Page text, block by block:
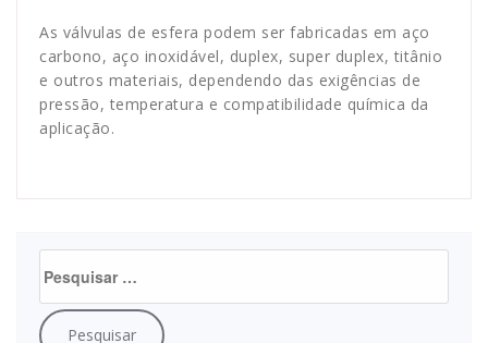
As válvulas de esfera podem ser fabricadas em aço
carbono, aço inoxidável, duplex, super duplex, titânio
e outros materiais, dependendo das exigências de
pressão, temperatura e compatibilidade química da
aplicação.